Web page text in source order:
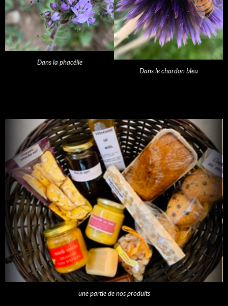
Dans la phacélie
Dans le chardon bleu
une partie de nos produits